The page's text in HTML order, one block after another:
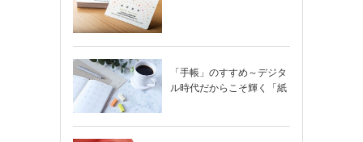
「手帳」のすすめ～デジタ
ル時代だからこそ輝く「紙